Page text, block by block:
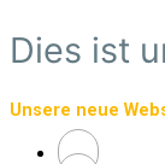
Zum
Hauptinhalt
Dies ist
Unsere neue